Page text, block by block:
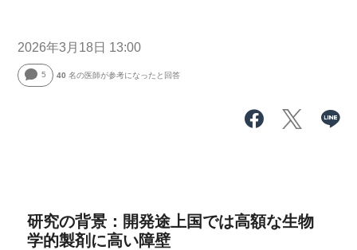
2026年3月18日 13:00
5 40 名の医師が参考になったと回答
研究の背景：開発途上国では高額な生物
学的製剤に高い障壁